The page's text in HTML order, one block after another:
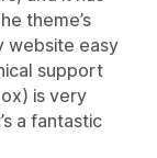
theme’s
website easy
support
is very
a fantastic